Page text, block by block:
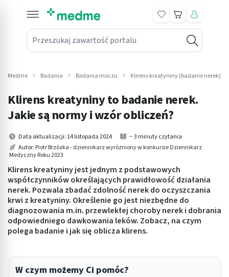
Przeszukaj zawartość portalu
Koszyk
submenu: Leki na receptę
submenu: Mama i dziecko
submenu: Kosmetyki
submenu: Higiena
submenu: Sprzęt medyczny
submenu: Intymne
submenu: Wellness
Medme Badania Badania moczu Klirens kreatyniny (badanie nerek) -
Klirens kreatyniny to badanie nerek.
Jakie są normy i wzór obliczeń?
Data aktualizacji: 14 listopada 2024
~ 3 minuty czytania
Autor: Piotr Brzózka - dziennikarz wyróżniony w konkursie Dziennikarz
Medyczny Roku 2023
Klirens kreatyniny jest jednym z podstawowych
współczynników określających prawidłowość działania
nerek. Pozwala zbadać zdolność nerek do oczyszczania
krwi z kreatyniny. Określenie go jest niezbędne do
diagnozowania m.in. przewlekłej choroby nerek i dobrania
odpowiedniego dawkowania leków. Zobacz, na czym
polega badanie i jak się oblicza klirens.
W czym możemy Ci pomóc?